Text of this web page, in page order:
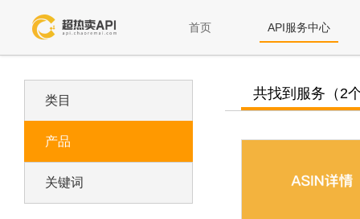
首页 API服务中心
类目
产品
关键词
共找到服务（2